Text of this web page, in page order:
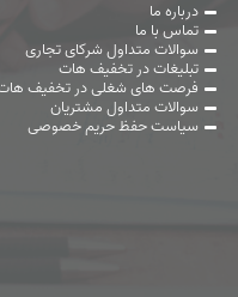
درباره ما
تماس با ما
سوالات متداول شرکای تجاری
تبلیغات در تخفیف هات
فرصت های شغلی در تخفیف
سوالات متداول مشتریان
سیاست حفظ حریم خصوصی